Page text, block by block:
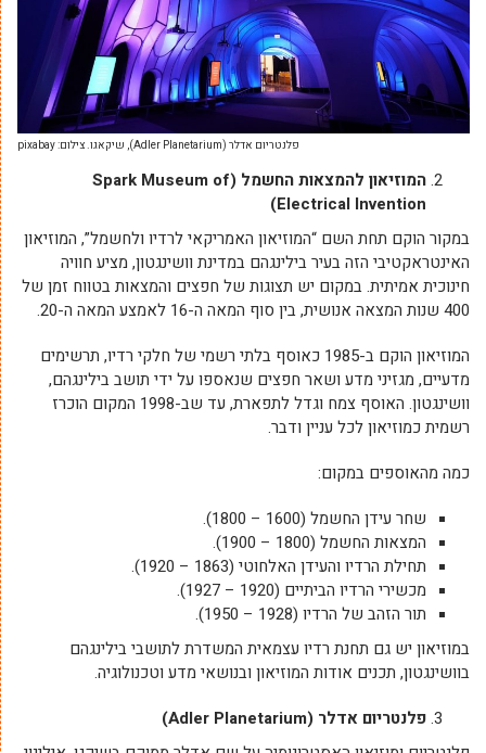
פלנטריום אדלר (Adler Planetarium), שיקאגו. צילום: pixabay
המוזיאון להמצאות החשמל (Spark Museum of
Electrical Invention)
במקור הוקם תחת השם “המוזיאון האמריקאי לרדיו ולחשמל”, המוזיאון
האינטראקטיבי הזה בעיר בילינגהם במדינת וושינגטון, מציע חוויה
חינוכית אמיתית. במקום יש תצוגות של חפצים והמצאות בטווח זמן של
400 שנות המצאה אנושית, בין סוף המאה ה-16 לאמצע המאה ה-20.
המוזיאון הוקם ב-1985 כאוסף בלתי רשמי של חלקי רדיו, תרשימים
מדעיים, מגזיני מדע ושאר חפצים שנאספו על ידי תושב בילינגהם,
וושינגטון. האוסף צמח וגדל לתפארת, עד שב-1998 המקום הוכרז
רשמית כמוזיאון לכל עניין ודבר.
כמה מהאוספים במקום:
שחר עידן החשמל (1600 – 1800).
המצאות החשמל (1800 – 1900).
תחילת הרדיו והעידן האלחוטי (1863 – 1920).
מכשירי הרדיו הביתיים (1920 – 1927).
תור הזהב של הרדיו (1928 – 1950).
במוזיאון יש גם תחנת רדיו עצמאית המשדרת לתושבי בילינגהם
בוושינגטון, תכנים אודות המוזיאון ובנושאי מדע וטכנולוגיה.
פלנטריום אדלר (Adler Planetarium)